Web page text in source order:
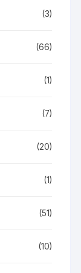
(3)
(66)
(1)
(7)
(20)
(1)
(51)
(10)